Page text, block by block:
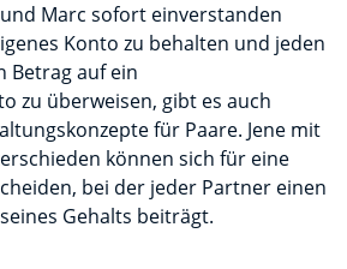
Marc sofort einverstanden
Konto zu behalten und jeden
Betrag auf ein
zu überweisen, gibt es auch
für Paare. Jene mit
können sich für eine
bei der jeder Partner einen
Gehalts beiträgt.